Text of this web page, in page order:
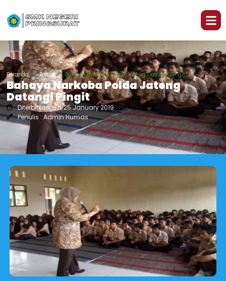
Beranda Berita Bahaya Narkoba Polda Jateng Datangi Pingit
Bahaya Narkoba Polda Jateng
Datangi Pingit
Diterbitkan : Fri, 25 January 2019
Penulis : Admin Humas